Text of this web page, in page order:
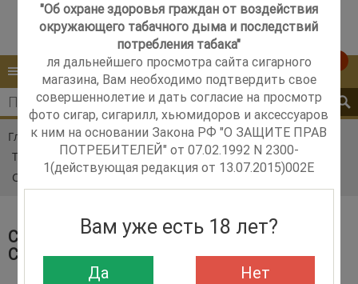
Контакты Обратный звонок
КАТАЛОГ МЕНЮ
Главная Каталог
Табак
Табак сигаретный Brazilian Spirit
Сигаретный табак Brazilian Spirit Coffee
СИГАРЕТНЫЙ ТАБАК BRAZILIAN SPIRIT
COFFEE
"Об охране здоровья граждан от воздействия
окружающего табачного дыма и последствий
потребления табака"
ля дальнейшего просмотра сайта сигарного
магазина, Вам необходимо подтвердить свое
совершеннолетие и дать согласие на просмотр
фото сигар, сигарилл, хьюмидоров и аксессуаров
к ним на основании Закона РФ "О ЗАЩИТЕ ПРАВ
ПОТРЕБИТЕЛЕЙ" от 07.02.1992 N 2300-
1(действующая редакция от 13.07.2015)002E
Вам уже есть 18 лет?
Да Нет